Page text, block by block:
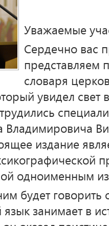
Уважаемые
Сердечно вас
представляем
словаря
увидел
Владимировича
издание
одноименным
будет говорить
занимает в